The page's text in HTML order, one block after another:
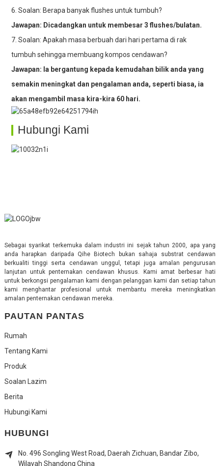
6. Soalan: Berapa banyak flushes untuk tumbuh?
Jawapan: Dicadangkan untuk membesar 3 flushes/bulatan.
7. Soalan: Apakah masa berbuah dari hari pertama di rak
tumbuh sehingga membuang kompos cendawan?
Jawapan: Ia bergantung kepada kemudahan bilik anda yang
semakin meningkat dan pengalaman anda, seperti biasa, ia
akan mengambil masa kira-kira 60 hari.
Hubungi Kami
Sebagai syarikat terkemuka dalam industri ini sejak tahun 2000, apa yang
anda harapkan daripada Qihe Biotech bukan sahaja substrat cendawan
berkualiti tinggi serta cendawan unggul, tetapi juga amalan pengurusan
lanjutan untuk penternakan cendawan khusus. Kami amat berbesar hati
untuk berkongsi pengalaman kami dengan pelanggan kami dan setiap tahun
kami menghantar profesional untuk membantu mereka meningkatkan
amalan penternakan cendawan mereka.
PAUTAN PANTAS
Rumah
Tentang Kami
Produk
Soalan Lazim
Berita
Hubungi Kami
HUBUNGI
No. 496 Songling West Road, Daerah Zichuan, Bandar Zibo,
Wilayah Shandong China